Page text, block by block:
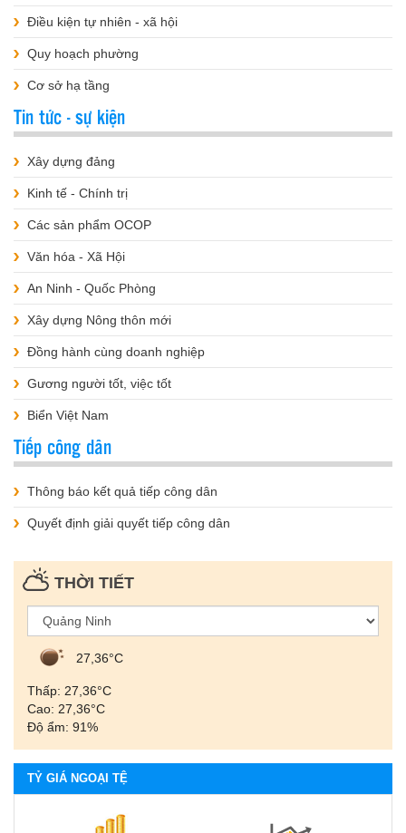
Điều kiện tự nhiên - xã hội
Quy hoạch phường
Cơ sở hạ tầng
Tin tức - sự kiện
Xây dựng đảng
Kinh tế - Chính trị
Các sản phẩm OCOP
Văn hóa - Xã Hội
An Ninh - Quốc Phòng
Xây dựng Nông thôn mới
Đồng hành cùng doanh nghiệp
Gương người tốt, việc tốt
Biển Việt Nam
Tiếp công dân
Thông báo kết quả tiếp công dân
Quyết định giải quyết tiếp công dân
THỜI TIẾT
27,36°С
Thấp: 27,36°С
Cao: 27,36°С
Độ ẩm: 91%
TỶ GIÁ NGOẠI TỆ